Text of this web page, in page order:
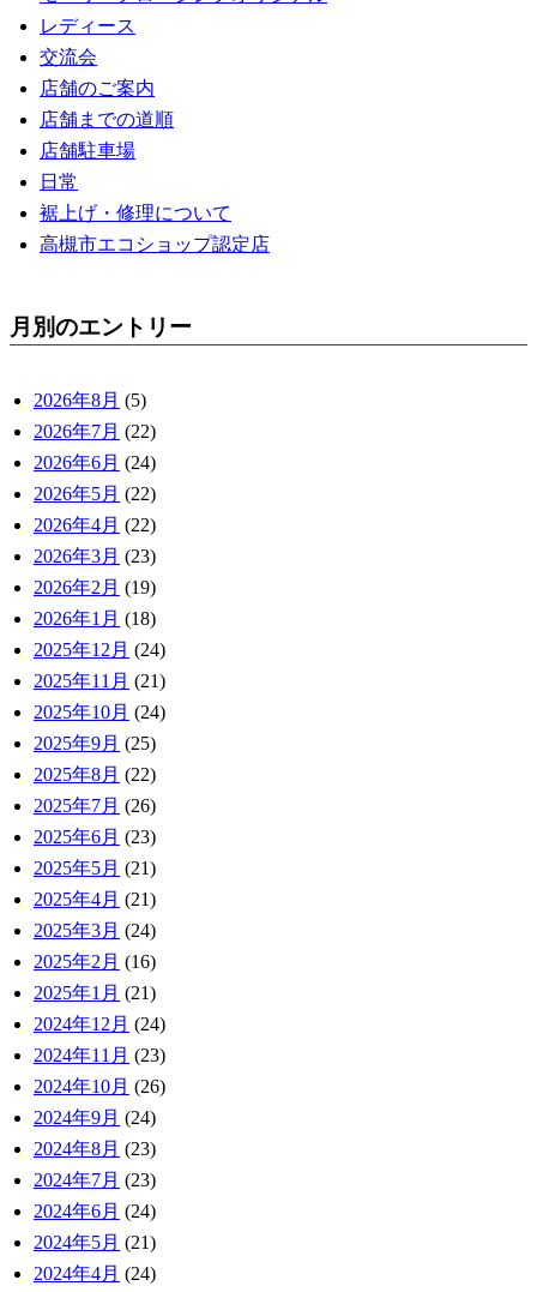
レディース
交流会
店舗のご案内
店舗までの道順
店舗駐車場
日常
裾上げ・修理について
高槻市エコショップ認定店
月別のエントリー
2026年8月 (5)
2026年7月 (22)
2026年6月 (24)
2026年5月 (22)
2026年4月 (22)
2026年3月 (23)
2026年2月 (19)
2026年1月 (18)
2025年12月 (24)
2025年11月 (21)
2025年10月 (24)
2025年9月 (25)
2025年8月 (22)
2025年7月 (26)
2025年6月 (23)
2025年5月 (21)
2025年4月 (21)
2025年3月 (24)
2025年2月 (16)
2025年1月 (21)
2024年12月 (24)
2024年11月 (23)
2024年10月 (26)
2024年9月 (24)
2024年8月 (23)
2024年7月 (23)
2024年6月 (24)
2024年5月 (21)
2024年4月 (24)